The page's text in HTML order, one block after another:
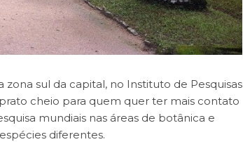
sul da capital, no Instituto de Pesquisas
cheio para quem quer ter mais contato
mundiais nas áreas de botânica e
diferentes.